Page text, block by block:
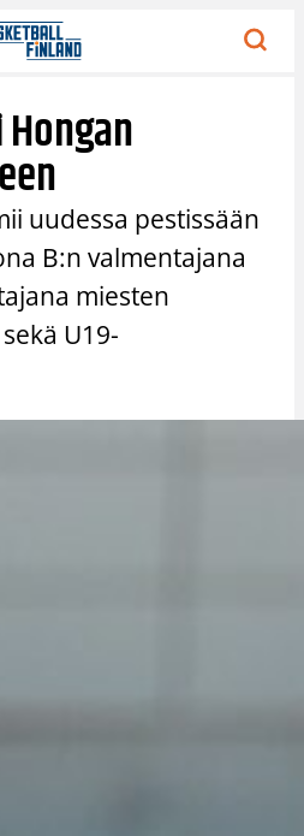
uudessa pestissään
B:n valmentajana
miesten
U19-